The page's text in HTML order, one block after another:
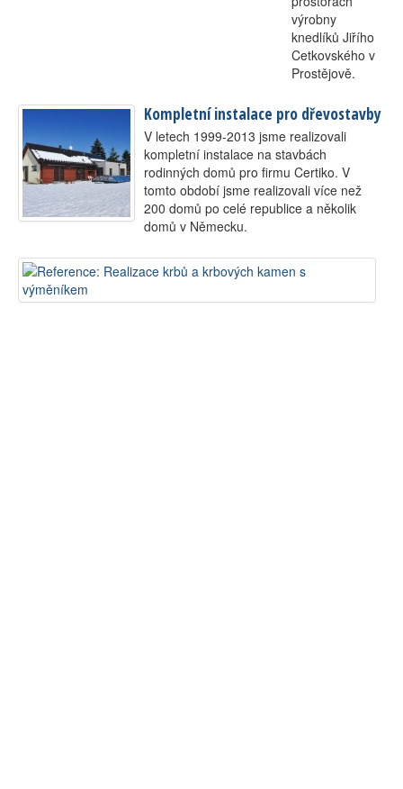
výrobny
knedlíků Jiřího
Cetkovského v
Prostějově.
Kompletní instalace pro dřevostavby
V letech 1999-2013 jsme realizovali
kompletní instalace na stavbách
rodinných domů pro firmu Certiko. V
tomto období jsme realizovali více než
200 domů po celé republice a několik
domů v Německu.